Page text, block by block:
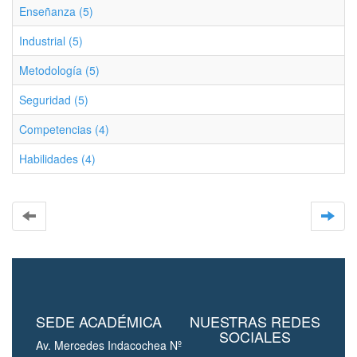
Enseñanza (5)
Industrial (5)
Metodología (5)
Seguridad (5)
Competencias (4)
Habilidades (4)
SEDE ACADÉMICA
Av. Mercedes Indacochea Nº
NUESTRAS REDES
SOCIALES